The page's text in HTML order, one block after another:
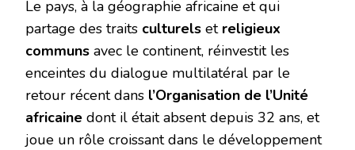
Le pays, à la géographie africaine et qui
partage des traits culturels et religieux
communs avec le continent, réinvestit les
enceintes du dialogue multilatéral par le
retour récent dans l’Organisation de l’Unité
africaine dont il était absent depuis 32 ans, et
joue un rôle croissant dans le développement